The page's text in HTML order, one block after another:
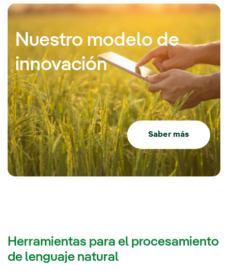
Nuestro modelo de
innovación
Saber más
Herramientas para el procesamiento
de lenguaje natural